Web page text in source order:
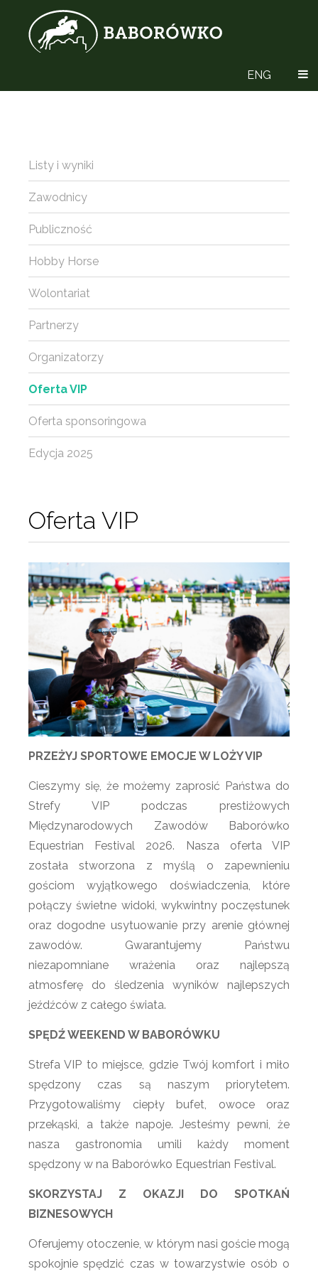
ENG
Oferta VIP
PRZEŻYJ SPORTOWE EMOCJE W LOŻY VIP
Cieszymy się, że możemy zaprosić Państwa do
Strefy VIP podczas prestiżowych
Międzynarodowych Zawodów Baborówko
Equestrian Festival 2026. Nasza oferta VIP
została stworzona z myślą o zapewnieniu
gościom wyjątkowego doświadczenia, które
połączy świetne widoki, wykwintny poczęstunek
oraz dogodne usytuowanie przy arenie głównej
zawodów. Gwarantujemy Państwu
niezapomniane wrażenia oraz najlepszą
atmosferę do śledzenia wyników najlepszych
jeźdźców z całego świata.
SPĘDŹ WEEKEND W BABORÓWKU
Strefa VIP to miejsce, gdzie Twój komfort i miło
spędzony czas są naszym priorytetem.
Przygotowaliśmy ciepły bufet, owoce oraz
przekąski, a także napoje. Jesteśmy pewni, że
nasza gastronomia umili każdy moment
spędzony w na Baborówko Equestrian Festival.
SKORZYSTAJ Z OKAZJI DO SPOTKAŃ
BIZNESOWYCH
Oferujemy otoczenie, w którym nasi goście mogą
spokojnie spędzić czas w towarzystwie osób o
Listy i wyniki
Zawodnicy
Publiczność
Hobby Horse
Wolontariat
Partnerzy
Organizatorzy
Oferta VIP
Oferta sponsoringowa
Edycja 2025